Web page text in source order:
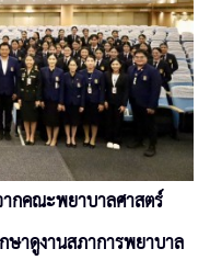
กคณะพยาบาลศาสตร์
ษาดูงานสภาการพยาบาล